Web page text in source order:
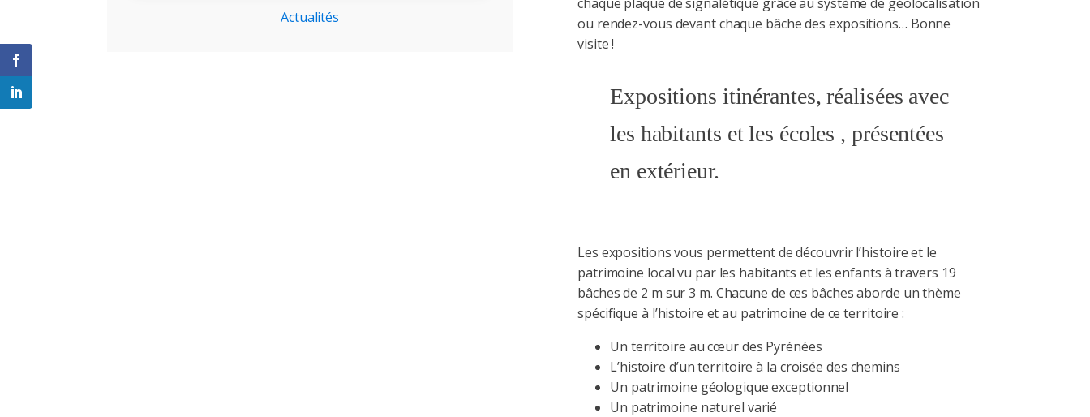
Actualités
ou rendez-vous devant chaque bâche des expositions… Bonne
visite !
Expositions itinérantes, réalisées avec
les habitants et les écoles , présentées
en extérieur.
Les expositions vous permettent de découvrir l’histoire et le
patrimoine local vu par les habitants et les enfants à travers 19
bâches de 2 m sur 3 m. Chacune de ces bâches aborde un thème
spécifique à l’histoire et au patrimoine de ce territoire :
Un territoire au cœur des Pyrénées
L’histoire d’un territoire à la croisée des chemins
Un patrimoine géologique exceptionnel
Un patrimoine naturel varié